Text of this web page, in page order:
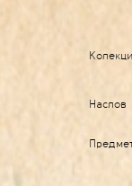
Наслов